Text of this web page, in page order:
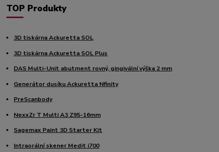
TOP Produkty
3D tiskárna Ackuretta SOL
3D tiskárna Ackuretta SOL Plus
DAS Multi-Unit abutment rovný, gingivální výška 2 mm
Generátor dusíku Ackuretta Nfinity
PreScanbody
NexxZr T Multi A3 Z95-16mm
Sagemax Paint 3D Starter Kit
Intraorální skener Medit i700